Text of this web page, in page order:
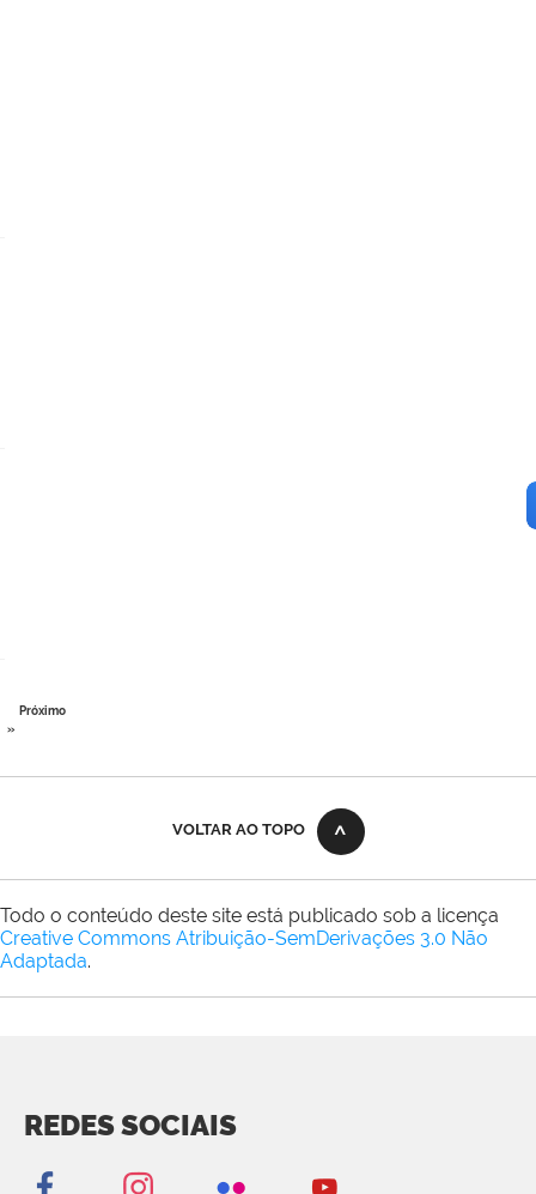
Próximo
»
VOLTAR AO TOPO
Todo o conteúdo deste site está publicado sob a licença
Creative Commons Atribuição-SemDerivações 3.0 Não
Adaptada.
REDES SOCIAIS